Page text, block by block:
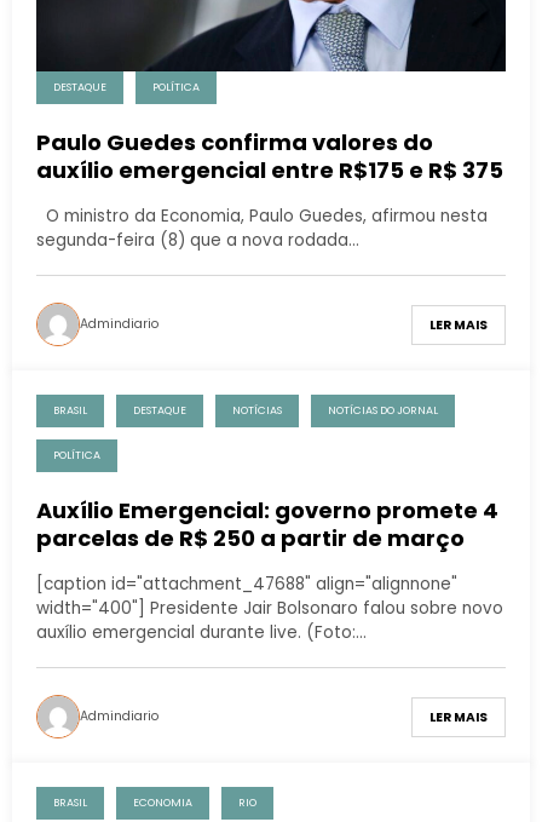
DESTAQUE POLÍTICA
Paulo Guedes confirma valores do
auxílio emergencial entre R$175 e R$ 375
O ministro da Economia, Paulo Guedes, afirmou nesta
segunda-feira (8) que a nova rodada…
Admindiario LER MAIS
BRASIL DESTAQUE NOTÍCIAS NOTÍCIAS DO JORNAL
POLÍTICA
Auxílio Emergencial: governo promete 4
parcelas de R$ 250 a partir de março
[caption id="attachment_47688" align="alignnone"
width="400"] Presidente Jair Bolsonaro falou sobre novo
auxílio emergencial durante live. (Foto:…
Admindiario LER MAIS
BRASIL ECONOMIA RIO